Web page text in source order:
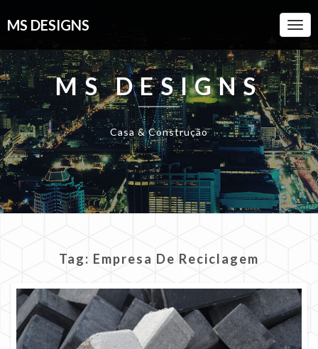
MS DESIGNS
MS DESIGNS
Casa & Construção
Tag: Empresa De Reciclagem